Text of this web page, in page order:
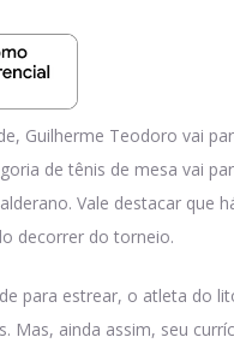
Guilherme Teodoro vai
de tênis de mesa vai
Vale destacar que
decorrer do torneio.
para estrear, o atleta do
Mas, ainda assim, seu